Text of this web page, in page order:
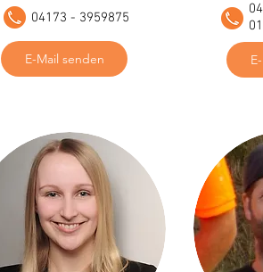
E-Mail senden
04173 - 3959875